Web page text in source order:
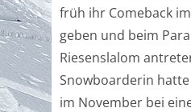
früh ihr Comeback
geben und beim
Riesenslalom
Snowboarderin
im November bei